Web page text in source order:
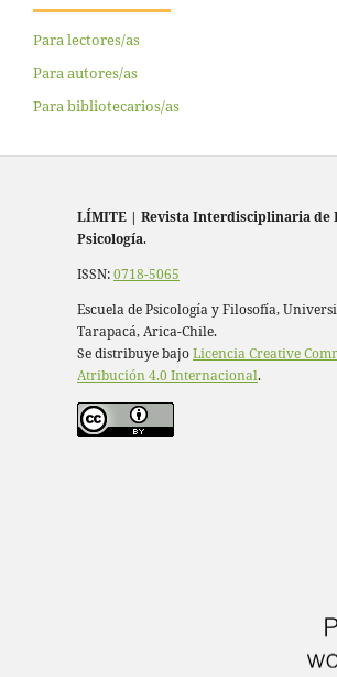
Para lectores/as
Para autores/as
Para bibliotecarios/as
LÍMITE | Revista Interdisciplinaria de
Psicología.
ISSN:0718-5065
Escuela de Psicología y Filosofía,
Tarapacá, Arica-Chile.
Se distribuye bajoLicencia Creative
Atribución 4.0 Internacional.